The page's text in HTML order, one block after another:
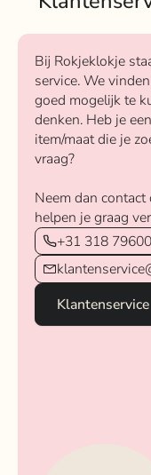
Bij Rokjeklokje
service. We
goed mogelijk te
denken. Heb je
item/maat die je
vraag?
Neem dan
helpen je graag
+31 318
Klantenservice